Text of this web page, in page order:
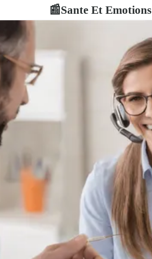
📰Sante Et Emotions